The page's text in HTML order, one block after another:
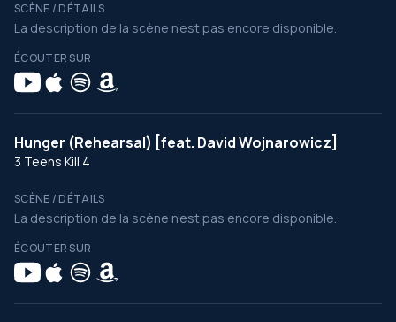
SCÈNE / DÉTAILS
La description de la scène n’est pas encore disponible.
ÉCOUTER SUR
Hunger (Rehearsal) [feat. David Wojnarowicz]
3 Teens Kill 4
SCÈNE / DÉTAILS
La description de la scène n’est pas encore disponible.
ÉCOUTER SUR